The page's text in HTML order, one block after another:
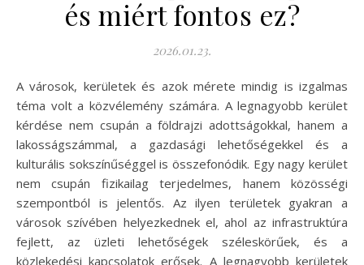
és miért fontos ez?
2026.01.23.
A városok, kerületek és azok mérete mindig is izgalmas
téma volt a közvélemény számára. A legnagyobb kerület
kérdése nem csupán a földrajzi adottságokkal, hanem a
lakosságszámmal, a gazdasági lehetőségekkel és a
kulturális sokszínűséggel is összefonódik. Egy nagy kerület
nem csupán fizikailag terjedelmes, hanem közösségi
szempontból is jelentős. Az ilyen területek gyakran a
városok szívében helyezkednek el, ahol az infrastruktúra
fejlett, az üzleti lehetőségek széleskörűek, és a
közlekedési kapcsolatok erősek. A legnagyobb kerületek